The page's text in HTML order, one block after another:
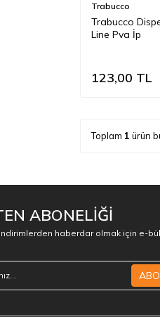
Trabucco
Trabucco
Line Pva İp
123,00 TL
Toplam 1 ürün
ABONELİĞİ
haberdar olmak için e-